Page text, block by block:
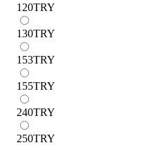
120TRY
130TRY
153TRY
155TRY
240TRY
250TRY